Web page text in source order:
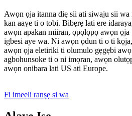
Awọn ọja itanna diẹ sii ati siwaju sii
kan aaye ti o tobi. Bibẹrẹ lati ere
awọn apakan miiran, ọpọlọpọ awọn
igbesi aye wa. Ni awọn ọdun ti o ti
awọn ọja eletiriki ti olumulo gẹgẹbi
agbohunsoke ti o ni imọran, awọn
awọn onibara lati US ati Europe.
Fi imeeli ranṣẹ si wa